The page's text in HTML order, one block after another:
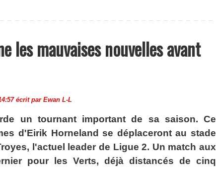
les mauvaises nouvelles avant
écrit par Ewan L-L
un tournant important de sa saison. Ce
d'Eirik Horneland se déplaceront au stade
l'actuel leader de Ligue 2. Un match aux
pour les Verts, déjà distancés de cinq